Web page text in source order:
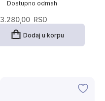
Dostupno odmah
3.280,00 RSD
Dodaj u korpu